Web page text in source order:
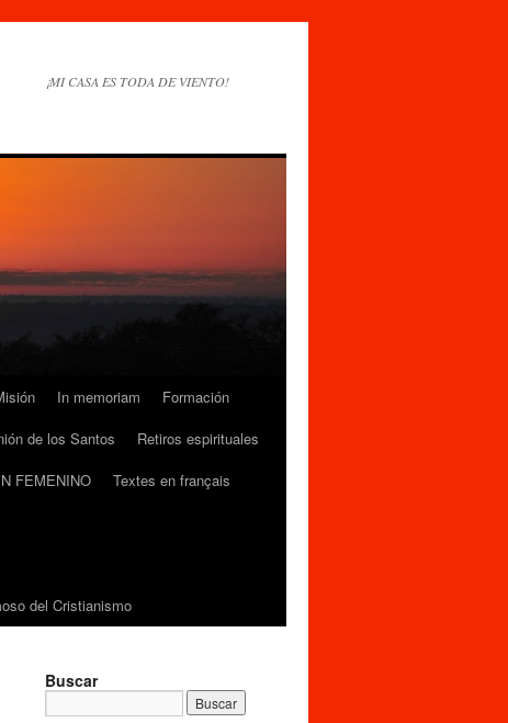
¡MI CASA ES TODA DE VIENTO!
In memoriam
Formación
de los Santos
Retiros espirituales
FEMENINO
Textes en français
del Cristianismo
Buscar